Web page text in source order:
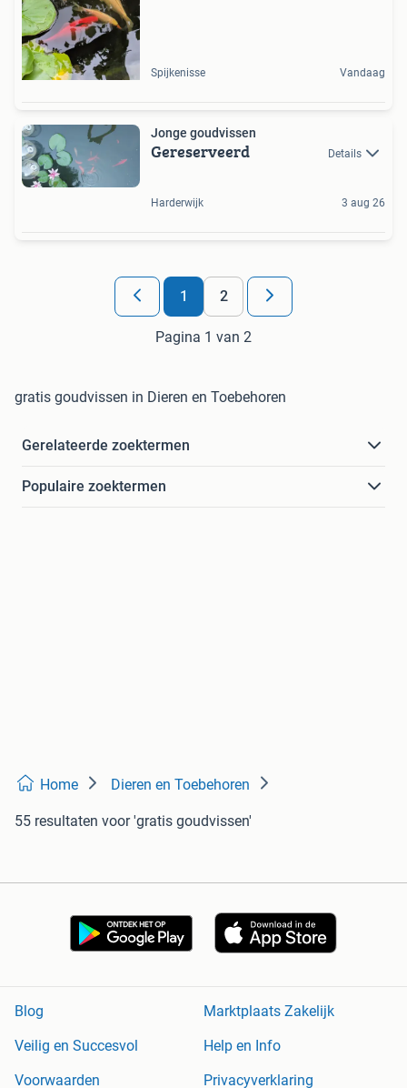
Spijkenisse Vandaag
Jonge goudvissen
Gereserveerd Details
Harderwijk 3 aug 26
1 2
Pagina 1 van 2
gratis goudvissen in Dieren en Toebehoren
Gerelateerde zoektermen
Populaire zoektermen
Home Dieren en Toebehoren
55 resultaten voor 'gratis goudvissen'
Blog
Marktplaats Zakelijk
Veilig en Succesvol
Help en Info
Voorwaarden
Privacyverklaring